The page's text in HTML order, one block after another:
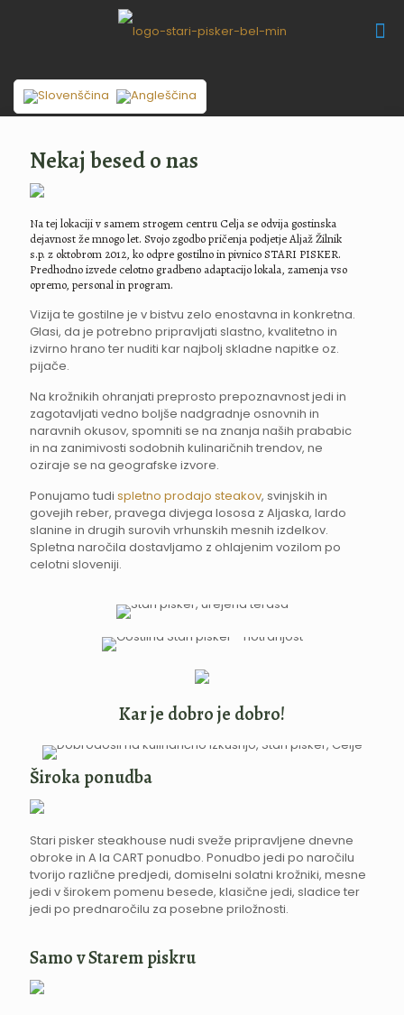
Nekaj besed o nas
Na tej lokaciji v samem strogem centru Celja se odvija gostinska
dejavnost že mnogo let. Svojo zgodbo pričenja podjetje Aljaž Žilnik
s.p. z oktobrom 2012, ko odpre gostilno in pivnico STARI PISKER.
Predhodno izvede celotno gradbeno adaptacijo lokala, zamenja vso
opremo, personal in program.
Vizija te gostilne je v bistvu zelo enostavna in konkretna.
Glasi, da je potrebno pripravljati slastno, kvalitetno in
izvirno hrano ter nuditi kar najbolj skladne napitke oz.
pijače.
Na krožnikih ohranjati preprosto prepoznavnost jedi in
zagotavljati vedno boljše nadgradnje osnovnih in
naravnih okusov, spomniti se na znanja naših prababic
in na zanimivosti sodobnih kulinaričnih trendov, ne
oziraje se na geografske izvore.
Ponujamo tudi spletno prodajo steakov, svinjskih in
govejih reber, pravega divjega lososa z Aljaska, lardo
slanine in drugih surovih vrhunskih mesnih izdelkov.
Spletna naročila dostavljamo z ohlajenim vozilom po
celotni sloveniji.
Kar je dobro je dobro!
Široka ponudba
Stari pisker steakhouse nudi sveže pripravljene dnevne
obroke in A la CART ponudbo. Ponudbo jedi po naročilu
tvorijo različne predjedi, domiselni solatni krožniki, mesne
jedi v širokem pomenu besede, klasične jedi, sladice ter
jedi po prednaročilu za posebne priložnosti.
Samo v Starem piskru